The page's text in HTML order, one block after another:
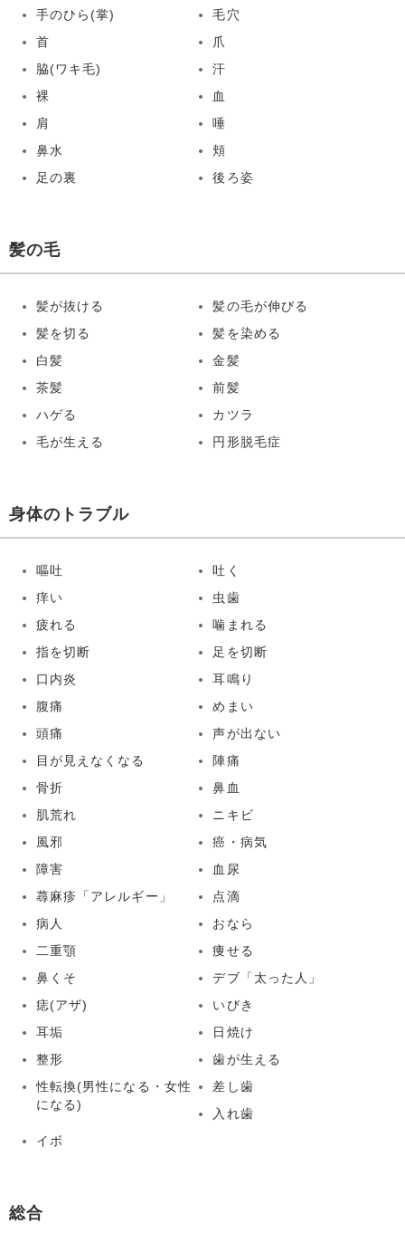
手のひら(掌)
毛穴
首
爪
脇(ワキ毛)
汗
裸
血
肩
唾
鼻水
頬
足の裏
後ろ姿
髪の毛
髪が抜ける
髪の毛が伸びる
髪を切る
髪を染める
白髪
金髪
茶髪
前髪
ハゲる
カツラ
毛が生える
円形脱毛症
身体のトラブル
嘔吐
吐く
痒い
虫歯
疲れる
噛まれる
指を切断
足を切断
口内炎
耳鳴り
腹痛
めまい
頭痛
声が出ない
目が見えなくなる
陣痛
骨折
鼻血
肌荒れ
ニキビ
風邪
癌・病気
障害
血尿
蕁麻疹「アレルギー」
点滴
病人
おなら
二重顎
痩せる
鼻くそ
デブ「太った人」
痣(アザ)
いびき
耳垢
日焼け
整形
歯が生える
性転換(男性になる・女性
になる)
差し歯
入れ歯
イボ
総合